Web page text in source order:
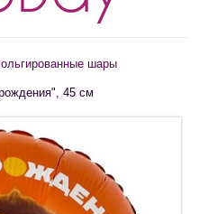
шары
45 см